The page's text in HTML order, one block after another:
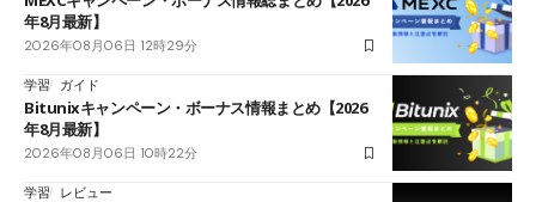
年8月最新】
2026年08月06日 12時29分
学習 ガイド
Bitunixキャンペーン・ボーナス情報まとめ【2026
年8月最新】
2026年08月06日 10時22分
学習 レビュー